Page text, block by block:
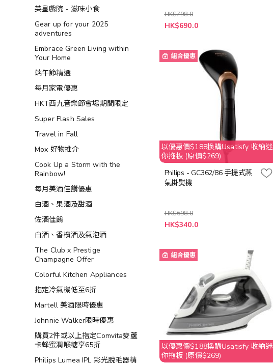
HK$798.0
特
殊
HK$690.0
組合優惠
以優惠價$188換購Usatisfy 收納迷
你拖板 (原價$269)
Philips - GC362/86 手提式蒸
氣掛熨機
HK$698.0
特
殊
HK$340.0
組合優惠
以優惠價$188換購Usatisfy 收納迷
你拖板 (原價$269)
英皇戲院 - 滋味小食
Gear up for your 2025
adventures
Embrace Green Living within
Your Home
端午節精選
每月家電優惠
HKT西九音樂節會場期間限定
Super Flash Sales
Travel in Fall
Mox 好物推介
Cook Up a Storm with the
Rainbow!
每月美酒佳餚優惠
白酒、果酒及甜酒
佐酒佳餚
白酒、香檳酒及氣泡酒
The Club x Prestige
Champagne Offer
Colorful Kitchen Appliances
指定冷氣機低至6折
Martell 美酒限時優惠
Johnnie Walker限時優惠
購買2件或以上指定Comvita麥蘆
卡蜂蜜潤喉糖享65折
Philips Lumea IPL 彩光脫毛器精